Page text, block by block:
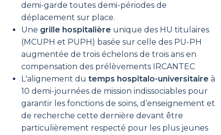
demi-garde toutes demi-périodes de
déplacement sur place.
Une grille hospitalière unique des HU titulaires
(MCUPH et PUPH) basée sur celle des PU-PH
augmentée de trois échelons de trois ans en
compensation des prélèvements IRCANTEC
L'alignement du temps hospitalo-universitaire à
10 demi-journées de mission indissociables pour
garantir les fonctions de soins, d’enseignement et
de recherche cette dernière devant être
particulièrement respecté pour les plus jeunes